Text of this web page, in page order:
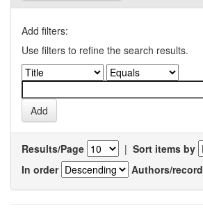
Add filters:
Use filters to refine the search results.
Results/Page | Sort items by
In order
Authors/record